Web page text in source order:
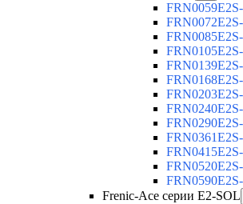
Frenic-Ace серии E2-SOL